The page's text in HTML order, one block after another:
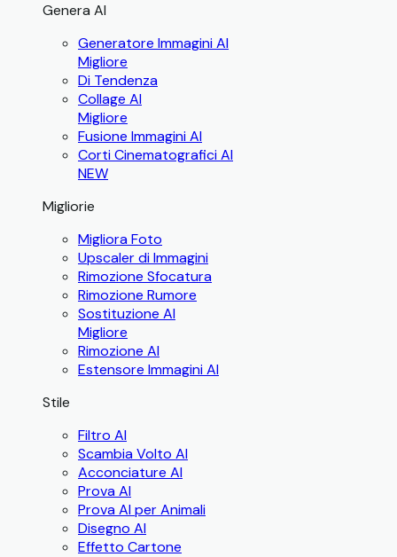
Genera AI
Generatore Immagini AI
Migliore
Di Tendenza
Collage AI
Migliore
Fusione Immagini AI
Corti Cinematografici AI
NEW
Migliorie
Migliora Foto
Upscaler di Immagini
Rimozione Sfocatura
Rimozione Rumore
Sostituzione AI
Migliore
Rimozione AI
Estensore Immagini AI
Stile
Filtro AI
Scambia Volto AI
Acconciature AI
Prova AI
Prova AI per Animali
Disegno AI
Effetto Cartone